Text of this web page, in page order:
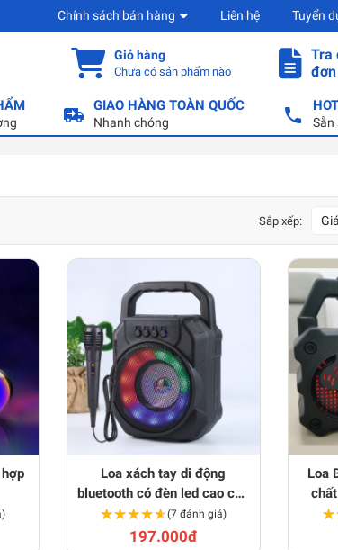
Chính sách bán hàng Liên hệ Tuyển
Giỏ hàng
Chưa có sản phẩm nào
Tra
GIAO HÀNG TOÀN QUỐC
Nhanh chóng Sẵn
Sắp xếp:
Loa xách tay di động
bluetooth có đèn led cao cấp
tặng kèm mic
★★★★★
★★★★★(7 đánh giá)
197.000đ
Loa